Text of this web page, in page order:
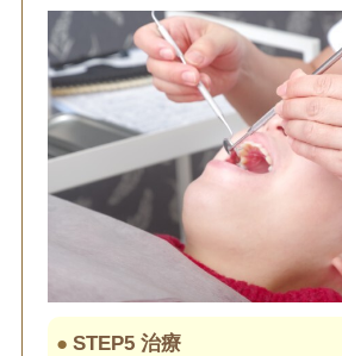
STEP5 治療